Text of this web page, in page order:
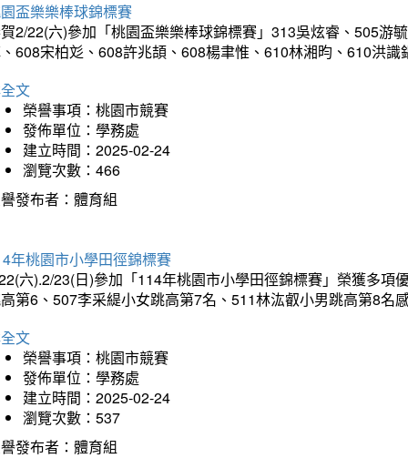
盃樂樂棒球錦標賽
2/22(六)參加「桃園盃樂樂棒球錦標賽」313吳炫睿、505游
608宋柏彣、608許兆頡、608楊聿惟、610林湘昀、610洪
文
榮譽事項：桃園市競賽
發佈單位：學務處
建立時間：2025-02-24
瀏覽次數：466
發布者：體育組
年桃園市小學田徑錦標賽
六).2/23(日)參加「114年桃園市小學田徑錦標賽」榮獲多
第6、507李采緹小女跳高第7名、511林汯叡小男跳高第8名
文
榮譽事項：桃園市競賽
發佈單位：學務處
建立時間：2025-02-24
瀏覽次數：537
發布者：體育組